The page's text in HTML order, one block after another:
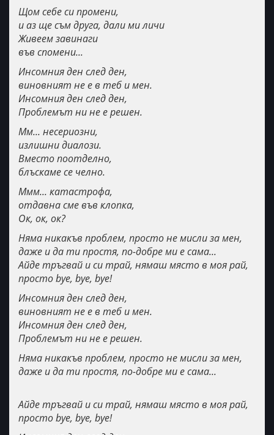
Щом себе си промени,
и аз ще съм друга, дали ми личи
Живеем завинаги
във спомени...
Инсомния ден след ден,
виновният не е в теб и мен.
Инсомния ден след ден,
Проблемът ни не е решен.
Мм... несериозни,
излишни диалози.
Вместо поотделно,
блъскаме се челно.
Ммм... катастрофа,
отдавна сме във клопка,
Ок, ок, ок?
Няма никакъв проблем, просто не мисли за мен,
даже и да ти простя, по-добре ми е сама...
Айде тръгвай и си трай, нямаш място в моя рай,
просто bye, bye, bye!
Инсомния ден след ден,
виновният не е в теб и мен.
Инсомния ден след ден,
Проблемът ни не е решен.
Няма никакъв проблем, просто не мисли за мен,
даже и да ти простя, по-добре ми е сама...
Айде тръгвай и си трай, нямаш място в моя рай,
просто bye, bye, bye!